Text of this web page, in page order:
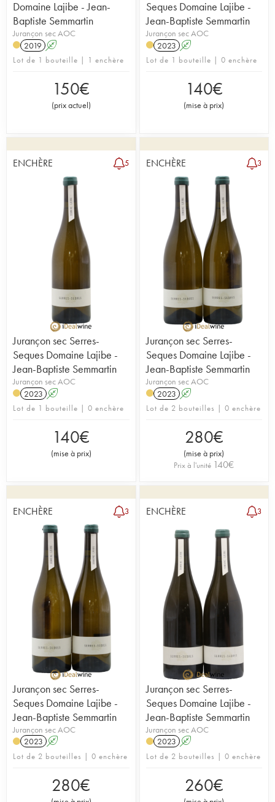
Domaine Lajibe - Jean-
Baptiste Semmartin
Jurançon sec AOC
2019 A
Lot de 1 bouteille | 1 enchère
150€
(prix actuel)
Seques Domaine Lajibe -
Jean-Baptiste Semmartin
Jurançon sec AOC
2023 A
Lot de 1 bouteille | 0 enchère
140€
(mise à prix)
ENCHÈRE 5
Jurançon sec Serres-
Seques Domaine Lajibe -
Jean-Baptiste Semmartin
Jurançon sec AOC
2023 A
Lot de 1 bouteille | 0 enchère
140€
(mise à prix)
ENCHÈRE 3
Jurançon sec Serres-
Seques Domaine Lajibe -
Jean-Baptiste Semmartin
Jurançon sec AOC
2023 A
Lot de 2 bouteilles | 0 enchère
280€
(mise à prix)
Prix à l'unité 140€
ENCHÈRE 3
Jurançon sec Serres-
Seques Domaine Lajibe -
Jean-Baptiste Semmartin
Jurançon sec AOC
2023 A
Lot de 2 bouteilles | 0 enchère
280€
ENCHÈRE 3
Jurançon sec Serres-
Seques Domaine Lajibe -
Jean-Baptiste Semmartin
Jurançon sec AOC
2023 A
Lot de 2 bouteilles | 0 enchère
260€